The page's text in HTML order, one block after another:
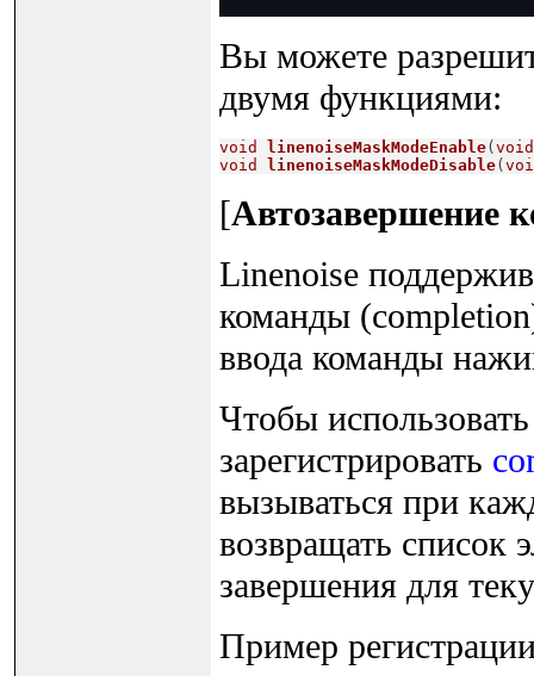
Вы можете
двумя функциями:
void linenoiseMaskModeEnable( void
void
linenoiseMaskModeDisable(
[Автозавершение
Linenoise
команды
ввода команды
Чтобы
зарегистрировать
вызываться при
возвращать список
завершения для
Пример